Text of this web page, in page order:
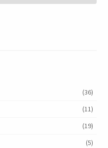
(36)
(11)
(19)
(5)